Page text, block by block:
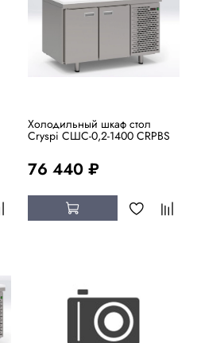
Холодильный шкаф стол
Cryspi СШC-0,2-1400 CRPBS
76 440 ₽